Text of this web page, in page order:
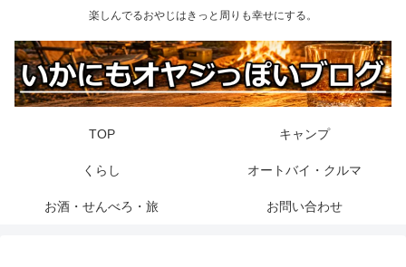
楽しんでるおやじはきっと周りも幸せにする。
TOP キャンプ
くらし オートバイ・クルマ
お酒・せんべろ・旅 お問い合わせ